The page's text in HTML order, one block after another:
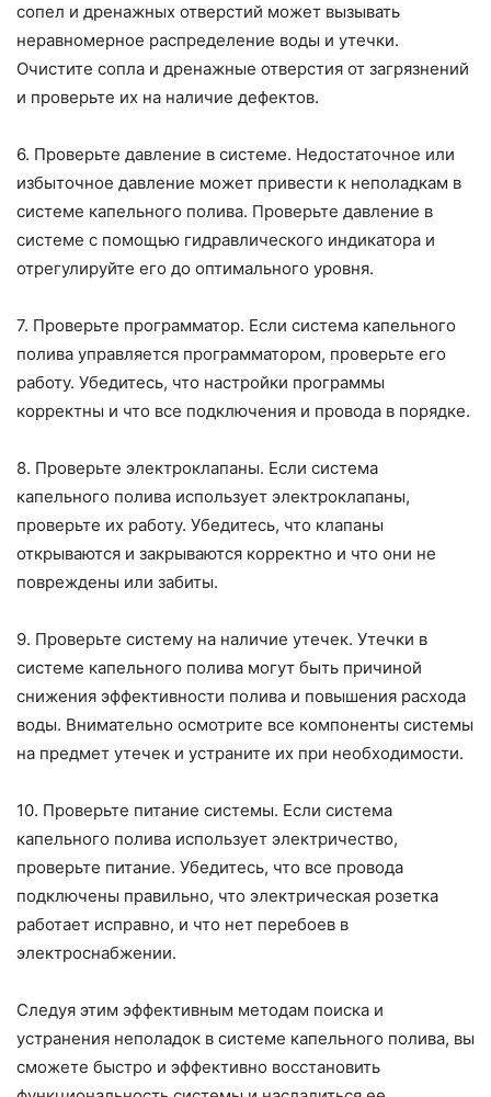
сопел и дренажных отверстий может вызывать
неравномерное распределение воды и утечки.
Очистите сопла и дренажные отверстия от загрязнений
и проверьте их на наличие дефектов.
6. Проверьте давление в системе. Недостаточное или
избыточное давление может привести к неполадкам в
системе капельного полива. Проверьте давление в
системе с помощью гидравлического индикатора и
отрегулируйте его до оптимального уровня.
7. Проверьте программатор. Если система капельного
полива управляется программатором, проверьте его
работу. Убедитесь, что настройки программы
корректны и что все подключения и провода в порядке.
8. Проверьте электроклапаны. Если система
капельного полива использует электроклапаны,
проверьте их работу. Убедитесь, что клапаны
открываются и закрываются корректно и что они не
повреждены или забиты.
9. Проверьте систему на наличие утечек. Утечки в
системе капельного полива могут быть причиной
снижения эффективности полива и повышения расхода
воды. Внимательно осмотрите все компоненты системы
на предмет утечек и устраните их при необходимости.
10. Проверьте питание системы. Если система
капельного полива использует электричество,
проверьте питание. Убедитесь, что все провода
подключены правильно, что электрическая розетка
работает исправно, и что нет перебоев в
электроснабжении.
Следуя этим эффективным методам поиска и
устранения неполадок в системе капельного полива, вы
сможете быстро и эффективно восстановить